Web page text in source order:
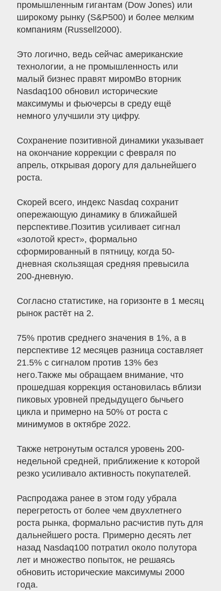
промышленным гигантам (Dow Jones) или
широкому рынку (S&P500) и более мелким
компаниям (Russell2000).
Это логично, ведь сейчас американские
технологии, а не промышленность или
малый бизнес правят миромВо вторник
Nasdaq100 обновил исторические
максимумы и фьючерсы в среду ещё
немного улучшили эту цифру.
Сохранение позитивной динамики указывает
на окончание коррекции с февраля по
апрель, открывая дорогу для дальнейшего
роста.
Скорей всего, индекс Nasdaq сохранит
опережающую динамику в ближайшей
перспективе.Позитив усиливает сигнал
«золотой крест», формально
сформированный в пятницу, когда 50-
дневная скользящая средняя превысила
200-дневную.
Согласно статистике, на горизонте в 1 месяц
рынок растёт на 2.
75% против среднего значения в 1%, а в
перспективе 12 месяцев разница составляет
21.5% с сигналом против 13% без
него.Также мы обращаем внимание, что
прошедшая коррекция остановилась вблизи
пиковых уровней предыдущего бычьего
цикла и примерно на 50% от роста с
минимумов в октябре 2022.
Также нетронутым остался уровень 200-
недельной средней, приближение к которой
резко усиливало активность покупателей.
Распродажа ранее в этом году убрала
перегретость от более чем двухлетнего
роста рынка, формально расчистив путь для
дальнейшего роста. Примерно десять лет
назад Nasdaq100 потратил около полутора
лет и множество попыток, не решаясь
обновить исторические максимумы 2000
года.